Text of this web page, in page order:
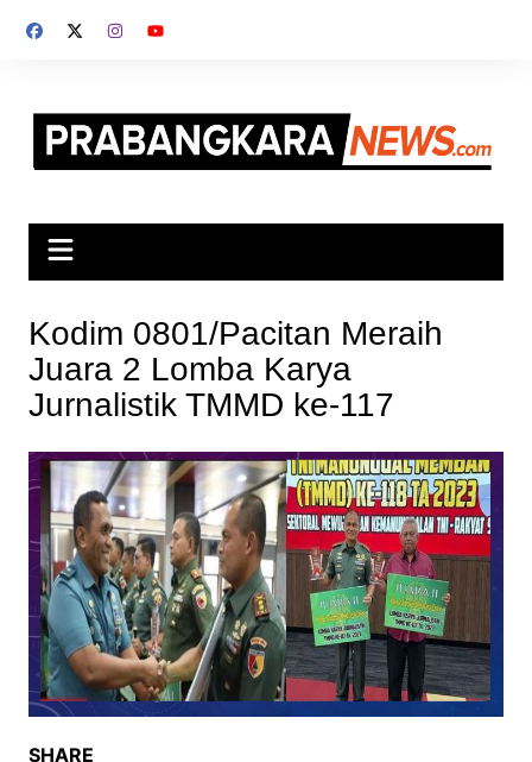
Kodim 0801/Pacitan Meraih
Juara 2 Lomba Karya
Jurnalistik TMMD ke-117
SHARE